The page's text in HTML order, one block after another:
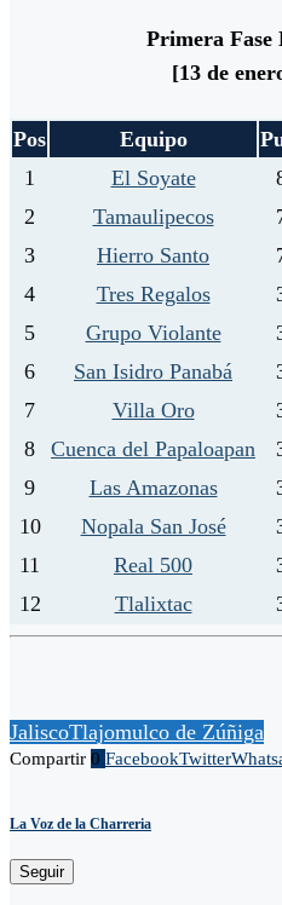
Primera
[13 de
Pos Equipo
1
El Soyate
2
Tamaulipecos
3
Hierro Santo
4
Tres Regalos
5
Grupo Violante
6
San Isidro Panabá
7
Villa Oro
8
Cuenca del Papaloapan
9
Las Amazonas
10
Nopala San José
11
Real 500
12
Tlalixtac
JaliscoTlajomulco de Zúñiga
Compartir 0 FacebookTwitter
La Voz de la Charreria
Seguir